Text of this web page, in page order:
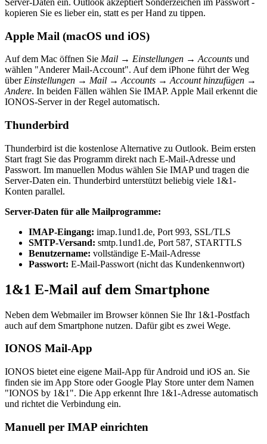
kopieren Sie es lieber ein, statt es per Hand zu tippen.
Apple Mail (macOS und iOS)
Auf dem Mac öffnen Sie Mail → Einstellungen → Accounts und
wählen "Anderer Mail-Account". Auf dem iPhone führt der Weg
über Einstellungen → Mail → Accounts → Account hinzufügen →
Andere. In beiden Fällen wählen Sie IMAP. Apple Mail erkennt die
IONOS-Server in der Regel automatisch.
Thunderbird
Thunderbird ist die kostenlose Alternative zu Outlook. Beim ersten
Start fragt Sie das Programm direkt nach E-Mail-Adresse und
Passwort. Im manuellen Modus wählen Sie IMAP und tragen die
Server-Daten ein. Thunderbird unterstützt beliebig viele 1&1-
Konten parallel.
Server-Daten für alle Mailprogramme:
IMAP-Eingang: imap.1und1.de, Port 993, SSL/TLS
SMTP-Versand: smtp.1und1.de, Port 587, STARTTLS
Benutzername: vollständige E-Mail-Adresse
Passwort: E-Mail-Passwort (nicht das Kundenkennwort)
1&1 E-Mail auf dem Smartphone
Neben dem Webmailer im Browser können Sie Ihr 1&1-Postfach
auch auf dem Smartphone nutzen. Dafür gibt es zwei Wege.
IONOS Mail-App
IONOS bietet eine eigene Mail-App für Android und iOS an. Sie
finden sie im App Store oder Google Play Store unter dem Namen
"IONOS by 1&1". Die App erkennt Ihre 1&1-Adresse automatisch
und richtet die Verbindung ein.
Manuell per IMAP einrichten